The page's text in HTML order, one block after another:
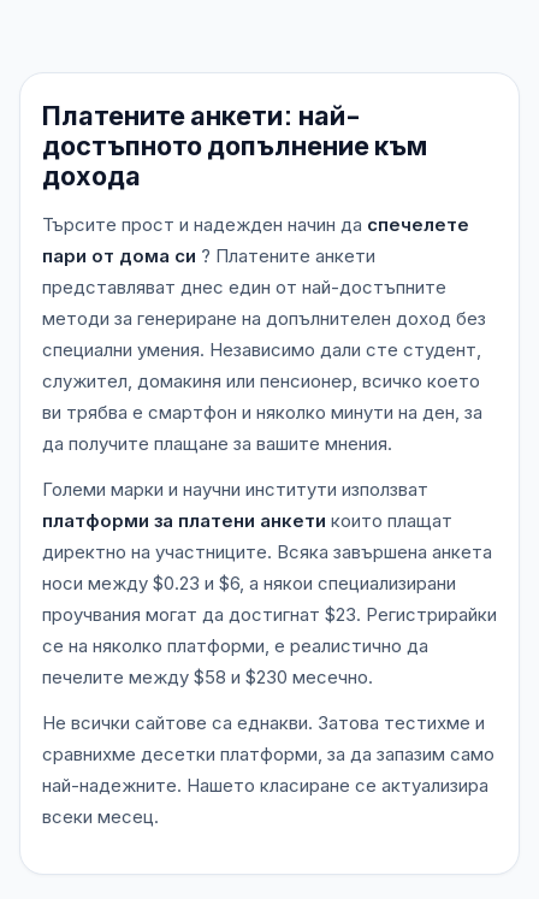
Платените анкети: най-
достъпното допълнение към
дохода
Търсите прост и надежден начин да спечелете
пари от дома си ? Платените анкети
представляват днес един от най-достъпните
методи за генериране на допълнителен доход без
специални умения. Независимо дали сте студент,
служител, домакиня или пенсионер, всичко което
ви трябва е смартфон и няколко минути на ден, за
да получите плащане за вашите мнения.
Големи марки и научни институти използват
платформи за платени анкети които плащат
директно на участниците. Всяка завършена анкета
носи между $0.23 и $6, а някои специализирани
проучвания могат да достигнат $23. Регистрирайки
се на няколко платформи, е реалистично да
печелите между $58 и $230 месечно.
Не всички сайтове са еднакви. Затова тестихме и
сравнихме десетки платформи, за да запазим само
най-надежните. Нашето класиране се актуализира
всеки месец.